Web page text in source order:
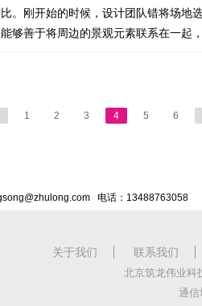
。刚开始的时候，设计团队错将场地
够善于将周边的景观元素联系在一起
1 2 3 4 5 6
电话：13488763058
关于我们 联系我们
北京筑龙伟业科
通